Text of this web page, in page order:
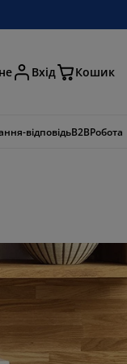
Вхід Кошик
відповідьB2BРобота